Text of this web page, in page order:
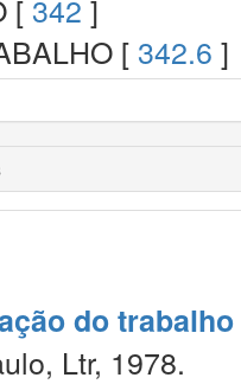
[ 342 ]
[ 342.6 ]
do trabalho
Ltr, 1978.